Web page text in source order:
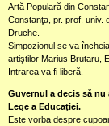
Artă Populară din
Constanţa, pr. prof. univ.
Druche.
Simpozionul se va
artiştilor Marius Brutaru,
Intrarea va fi liberă.
Guvernul a decis să
Lege a Educaţiei.
Este vorba despre